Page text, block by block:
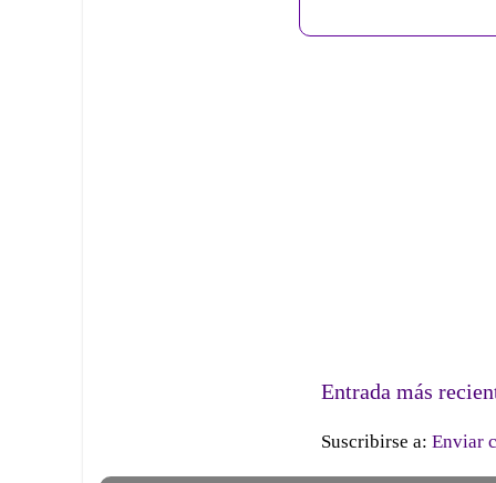
Entrada más
Suscribirse a: Enviar